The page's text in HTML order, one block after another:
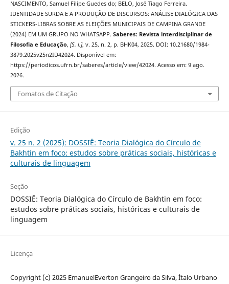
NASCIMENTO, Samuel Filipe Guedes do; BELO, José Tiago Ferreira.
IDENTIDADE SURDA E A PRODUÇÃO DE DISCURSOS: ANÁLISE DIALÓGICA DAS
STICKERS-LIBRAS SOBRE AS ELEIÇÕES MUNICIPAIS DE CAMPINA GRANDE
(2024) EM UM GRUPO NO WHATSAPP. Saberes: Revista interdisciplinar de
Filosofia e Educação, [S. l.], v. 25, n. 2, p. BHK04, 2025. DOI: 10.21680/1984-
3879.2025v25n2ID42024. Disponível em:
https://periodicos.ufrn.br/saberes/article/view/42024. Acesso em: 9 ago.
2026.
Fomatos de Citação
Edição
v. 25 n. 2 (2025): DOSSIÊ: Teoria Dialógica do Círculo de
Bakhtin em foco: estudos sobre práticas sociais, históricas e
culturais de linguagem
Seção
DOSSIÊ: Teoria Dialógica do Círculo de Bakhtin em foco:
estudos sobre práticas sociais, históricas e culturais de
linguagem
Licença
Copyright (c) 2025 EmanuelEverton Grangeiro da Silva, Ítalo Urbano